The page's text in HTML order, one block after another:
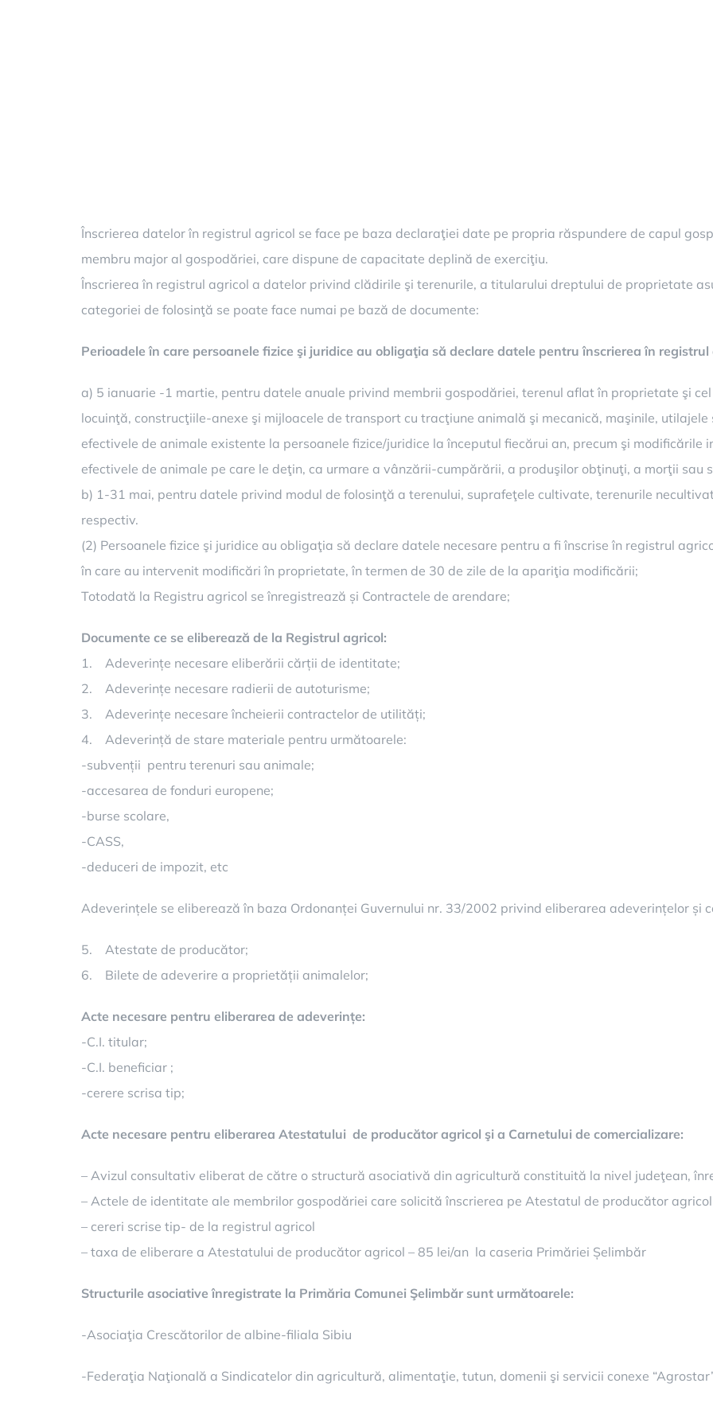
Înscrierea datelor în registrul agricol se face pe baza declaraţiei date pe propria răspundere de capul
membru major al gospodăriei, care dispune de capacitate deplină de exerciţiu.
Înscrierea în registrul agricol a datelor privind clădirile şi terenurile, a titularului dreptului de proprietate
categoriei de folosinţă se poate face numai pe bază de documente:
Perioadele în care persoanele fizice şi juridice au obligaţia să declare datele pentru înscrierea în
a) 5 ianuarie -1 martie, pentru datele anuale privind membrii gospodăriei, terenul aflat în proprietate şi
locuinţă, construcţiile-anexe şi mijloacele de transport cu tracţiune animală şi mecanică, maşinile,
efectivele de animale existente la persoanele fizice/juridice la începutul fiecărui an, precum şi modificările
efectivele de animale pe care le deţin, ca urmare a vânzării-cumpărării, a produşilor obţinuţi, a morţii
b) 1-31 mai, pentru datele privind modul de folosinţă a terenului, suprafeţele cultivate, terenurile
respectiv.
(2) Persoanele fizice şi juridice au obligaţia să declare datele necesare pentru a fi înscrise în registrul
în care au intervenit modificări în proprietate, în termen de 30 de zile de la apariţia modificării;
Totodată la Registru agricol se înregistrează și Contractele de arendare;
Documente ce se eliberează de la Registrul agricol:
1. Adeverințe necesare eliberării cărții de identitate;
2. Adeverințe necesare radierii de autoturisme;
3. Adeverințe necesare încheierii contractelor de utilități;
4. Adeverință de stare materiale pentru următoarele:
-subvenții pentru terenuri sau animale;
-accesarea de fonduri europene;
-burse scolare,
-CASS,
-deduceri de impozit, etc
Adeverințele se eliberează în baza Ordonanței Guvernului nr. 33/2002 privind eliberarea adeverințelor și
5. Atestate de producător;
6. Bilete de adeverire a proprietății animalelor;
Acte necesare pentru eliberarea de adeverințe:
-C.I. titular;
-C.I. beneficiar ;
-cerere scrisa tip;
Acte necesare pentru eliberarea Atestatului de producător agricol şi a Carnetului de comercializare:
– Avizul consultativ eliberat de către o structură asociativă din agricultură constituită la nivel judeţean,
– Actele de identitate ale membrilor gospodăriei care solicită înscrierea pe Atestatul de producător agricol
– cereri scrise tip- de la registrul agricol
– taxa de eliberare a Atestatului de producător agricol – 85 lei/an la caseria Primăriei Șelimbăr
Structurile asociative înregistrate la Primăria Comunei Şelimbăr sunt următoarele:
-Asociaţia Crescătorilor de albine-filiala Sibiu
-Federaţia Naţională a Sindicatelor din agricultură, alimentaţie, tutun, domenii şi servicii conexe